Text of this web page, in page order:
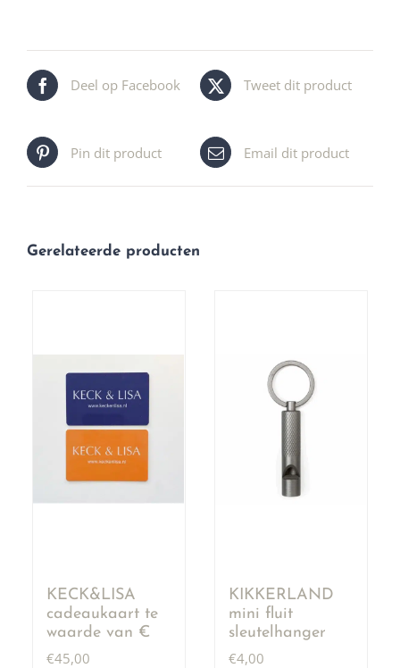
Deel op Facebook Tweet dit product
Pin dit product Email dit product
Gerelateerde producten
KECK&LISA
cadeaukaart te
waarde van €
50,00
€45,00
KIKKERLAND
mini fluit
sleutelhanger
€4,00